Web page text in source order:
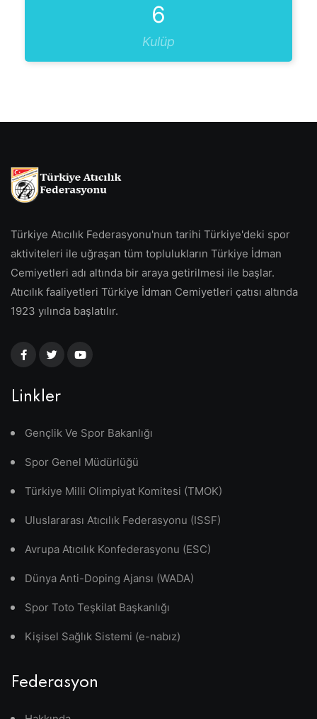
6
Kulüp
Türkiye Atıcılık Federasyonu'nun tarihi Türkiye'deki spor
aktiviteleri ile uğraşan tüm toplulukların Türkiye İdman
Cemiyetleri adı altında bir araya getirilmesi ile başlar.
Atıcılık faaliyetleri Türkiye İdman Cemiyetleri çatısı altında
1923 yılında başlatılır.
Linkler
Gençlik Ve Spor Bakanlığı
Spor Genel Müdürlüğü
Türkiye Milli Olimpiyat Komitesi (TMOK)
Uluslararası Atıcılık Federasyonu (ISSF)
Avrupa Atıcılık Konfederasyonu (ESC)
Dünya Anti-Doping Ajansı (WADA)
Spor Toto Teşkilat Başkanlığı
Kişisel Sağlık Sistemi (e-nabız)
Federasyon